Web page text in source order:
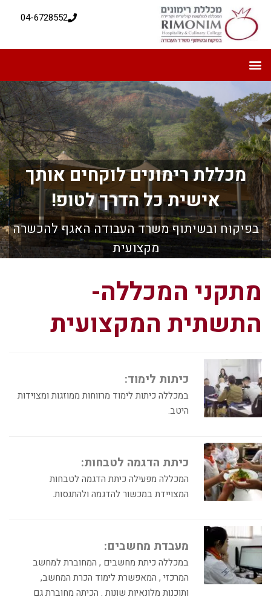
04-6728552
מכללת רימונים לוקחים אותך
אישית כל הדרך לטופ!
בפיקוח ובשיתוף משרד העבודה האגף להכשרה
מקצועית
מתקני המכללה-
התשתית המקצועית
כיתות לימוד:
במכללה כיתות לימוד מרווחות ממוזגות ומצוידות
היטב.
כיתת הדגמה לטבחות:
המכללה מפעילה כיתת הדגמה לטבחות
המצויידת במכשור להדגמה ולהתנסות.
מעבדת מחשבים:
במכללה כיתת מחשבים , המחוברת למחשב
המרכזי , המאפשרת לימוד הכרת המחשב,
ותוכנות מלונאיות שונות . הכיתה מחוברת גם